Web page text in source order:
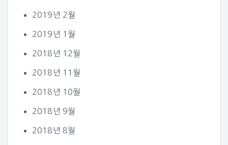
2019년 2월
2019년 1월
2018년 12월
2018년 11월
2018년 10월
2018년 9월
2018년 8월